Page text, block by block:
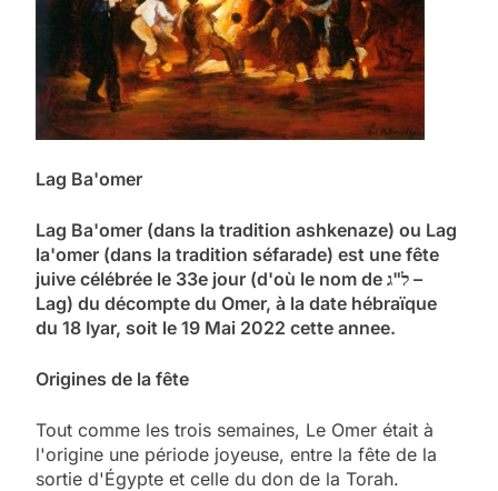
Lag Ba'omer
Lag Ba'omer (dans la tradition ashkenaze) ou Lag
la'omer (dans la tradition séfarade) est une fête
juive célébrée le 33e jour (d'où le nom de ל"ג –
Lag) du décompte du Omer, à la date hébraïque
du 18 Iyar, soit le 19 Mai 2022 cette annee.
Origines de la fête
Tout comme les trois semaines, Le Omer était à
l'origine une période joyeuse, entre la fête de la
sortie d'Égypte et celle du don de la Torah.